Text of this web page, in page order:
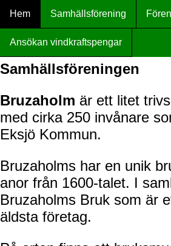
Hem Samhällsförening
Ansökan vindkraftspengar
Samhällsföreningen
Bruzaholm är ett litet
med cirka 250 invånare
Eksjö Kommun.
Bruzaholms har en unik
anor från 1600-talet. I
Bruzaholms Bruk som är
äldsta företag.